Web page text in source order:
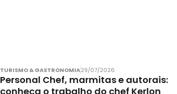
TURISMO & GASTRONOMIA29/07/2026
Personal Chef, marmitas e autorais:
conheça o trabalho do chef Kerlon